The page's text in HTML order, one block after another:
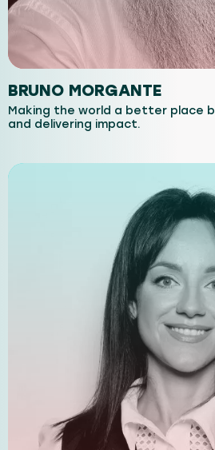
BRUNO MORGANTE
Making the world a better place
and delivering impact.